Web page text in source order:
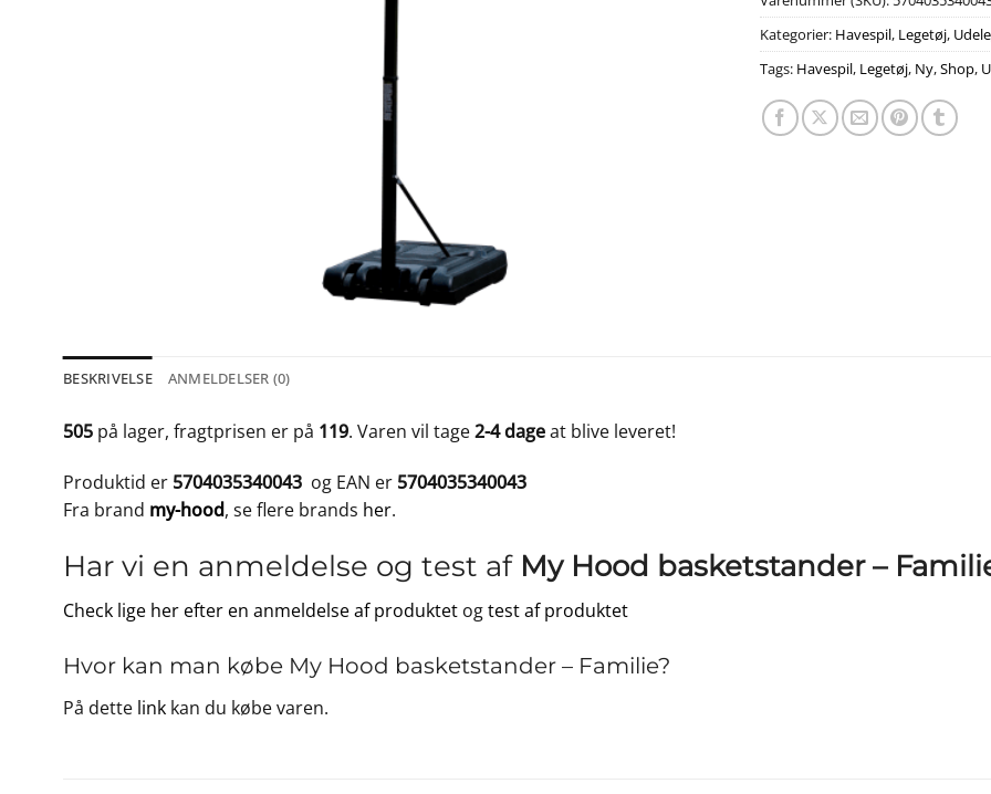
Kategorier: Havespil, Legetøj,
Tags: Havespil, Legetøj, Ny,Shop,
BESKRIVELSE ANMELDELSER (0)
505 på lager, fragtprisen er på 119. Varen vil tage2-4 dageat blive leveret!
Produktid er 5704035340043 og EAN er 5704035340043
Fra brand my-hood, se flere brands her.
Har vi en anmeldelse og test af My Hood basketstander –
Check lige her efter en anmeldelse af produktet ogtest af produktet
Hvor kan man købe My Hood basketstander – Familie?
På dette link kan du købe varen.